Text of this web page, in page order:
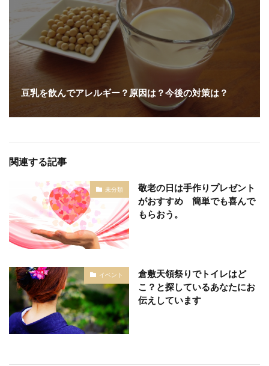
豆乳を飲んでアレルギー？原因は？今後の対策は？
関連する記事
未分類
敬老の日は手作りプレゼント
がおすすめ 簡単でも喜んで
もらおう。
イベント
倉敷天領祭りでトイレはど
こ？と探しているあなたにお
伝えしています